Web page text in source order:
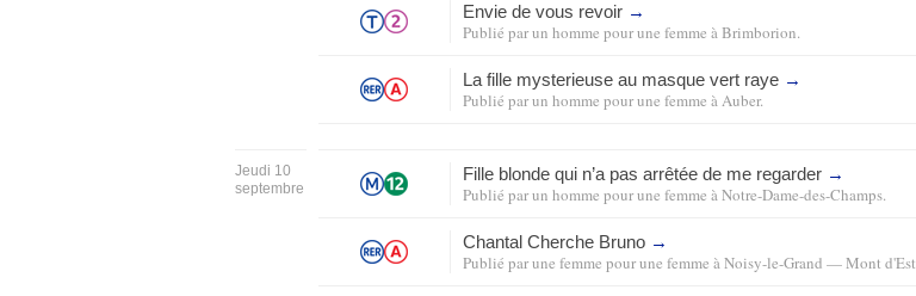
Envie de vous revoir →
Publié parun homme pour une femme àBrimborion.
La fille mysterieuse au masque vert raye →
Publié parun homme pour une femme àAuber.
Jeudi 10
septembre
Fille blonde qui n’a pas arrêtée de me regarder →
Publié parun homme pour une femme àNotre-Dame-des-Champs.
Chantal Cherche Bruno →
Publié parune femme pour une femme àNoisy-le-Grand — Mont d'Est